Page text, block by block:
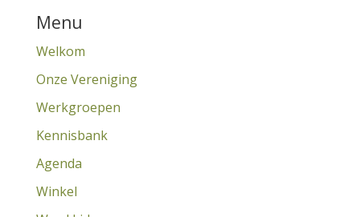
Menu
Welkom
Onze Vereniging
Werkgroepen
Kennisbank
Agenda
Winkel